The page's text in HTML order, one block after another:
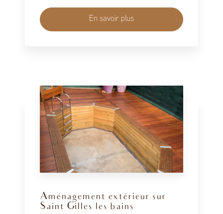
En savoir plus
Aménagement extérieur sur
Saint Gilles les bains